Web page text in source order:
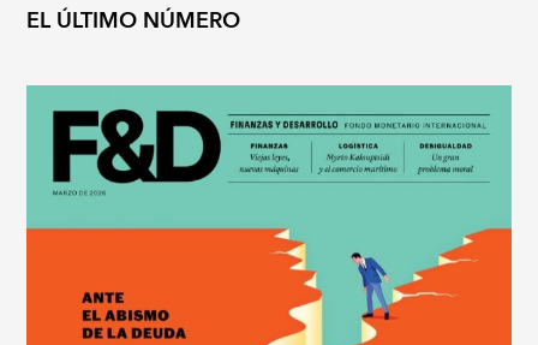
EL ÚLTIMO NÚMERO